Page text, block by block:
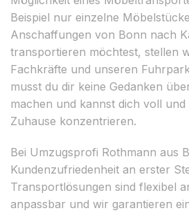
Beispiel nur einzelne
Anschaffungen von Bonn nach
transportieren möchtest, stellen
Fachkräfte und unseren
musst du dir keine Gedanken
machen und kannst dich voll
Zuhause konzentrieren.
Bei Umzugsprofi Rothmann aus
Kundenzufriedenheit an erster
Transportlösungen sind flexibel
anpassbar und wir garantieren